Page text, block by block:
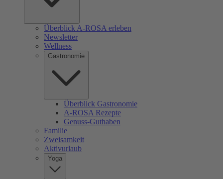
Überblick A-ROSA erleben
Newsletter
Wellness
Gastronomie
Überblick Gastronomie
A-ROSA Rezepte
Genuss-Guthaben
Familie
Zweisamkeit
Aktivurlaub
Yoga